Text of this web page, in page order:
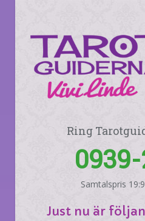
Ring
Samtalspris
Just nu är